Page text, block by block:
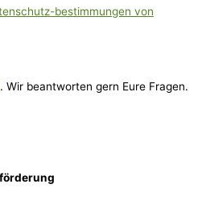
bestimmungen von
. Wir beantworten gern Eure Fragen.